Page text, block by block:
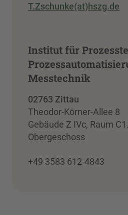
T.Zschunke(at)hszg.de
Institut für
Messtechnik
02763 Zittau
Theodor-Körner-Allee 8
Gebäude Z IVc, Raum
Obergeschoss
+49 3583 612-4843